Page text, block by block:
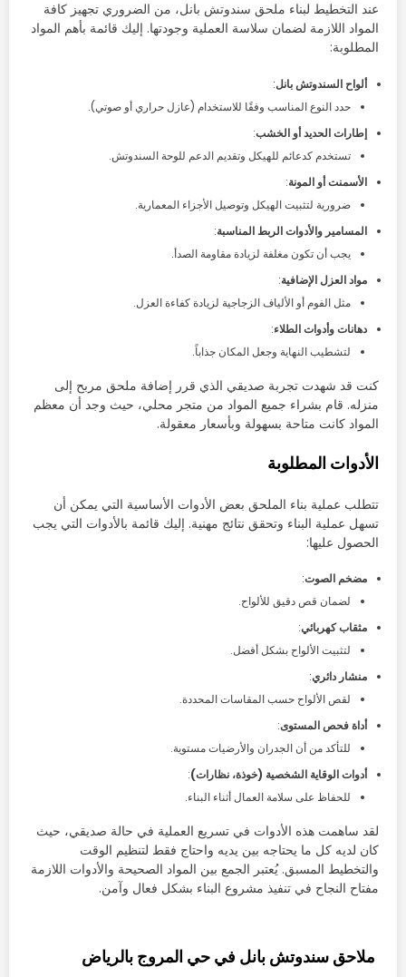
عند التخطيط لبناء ملحق سندوتش بانل، من الضروري تجهيز كافة
المواد اللازمة لضمان سلاسة العملية وجودتها. إليك قائمة بأهم المواد
المطلوبة:
ألواح السندوتش بانل:
حدد النوع المناسب وفقًا للاستخدام (عازل حراري أو صوتي).
إطارات الحديد أو الخشب:
تستخدم كدعائم للهيكل وتقديم الدعم للوحة السندوتش.
الأسمنت أو المونة:
ضرورية لتثبيت الهيكل وتوصيل الأجزاء المعمارية.
المسامير والأدوات الربط المناسبة:
يجب أن تكون مغلفة لزيادة مقاومة الصدأ.
مواد العزل الإضافية:
مثل الفوم أو الألياف الزجاجية لزيادة كفاءة العزل.
دهانات وأدوات الطلاء:
لتشطيب النهاية وجعل المكان جذاباً.
كنت قد شهدت تجربة صديقي الذي قرر إضافة ملحق مربح إلى
منزله. قام بشراء جميع المواد من متجر محلي، حيث وجد أن معظم
المواد كانت متاحة بسهولة وبأسعار معقولة.
الأدوات المطلوبة
تتطلب عملية بناء الملحق بعض الأدوات الأساسية التي يمكن أن
تسهل عملية البناء وتحقق نتائج مهنية. إليك قائمة بالأدوات التي يجب
الحصول عليها:
مضخم الصوت:
لضمان قص دقيق للألواح.
مثقاب كهربائي:
لتثبيت الألواح بشكل أفضل.
منشار دائري:
لقص الألواح حسب المقاسات المحددة.
أداة فحص المستوى:
للتأكد من أن الجدران والأرضيات مستوية.
أدوات الوقاية الشخصية (خوذة، نظارات):
للحفاظ على سلامة العمال أثناء البناء.
لقد ساهمت هذه الأدوات في تسريع العملية في حالة صديقي، حيث
كان لديه كل ما يحتاجه بين يديه واحتاج فقط لتنظيم الوقت
والتخطيط المسبق. يُعتبر الجمع بين المواد الصحيحة والأدوات اللازمة
مفتاح النجاح في تنفيذ مشروع البناء بشكل فعال وآمن.
ملاحق سندوتش بانل في حي المروج بالرياض